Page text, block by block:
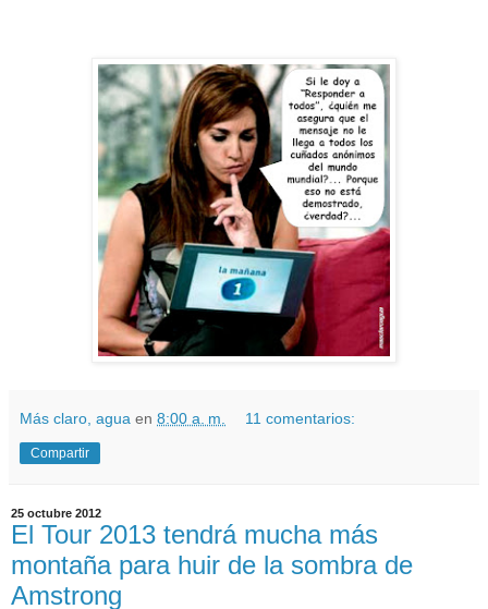
Más claro, agua en 8:00 a. m. 11 comentarios:
Compartir
25 octubre 2012
El Tour 2013 tendrá mucha más
montaña para huir de la sombra de
Amstrong